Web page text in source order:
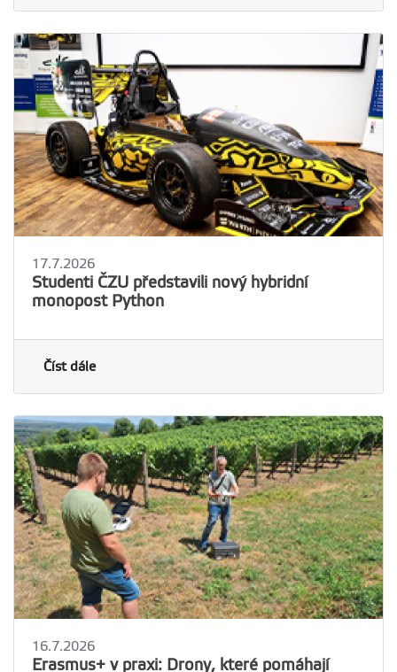
17.7.2026
Studenti ČZU představili nový hybridní
monopost Python
Číst dále
16.7.2026
Erasmus+ v praxi: Drony, které pomáhají